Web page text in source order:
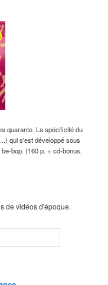
quarante. La spécificité du
qui s'est développé sous
bop. (160 p. + cd-bonus,
de vidéos d'époque.